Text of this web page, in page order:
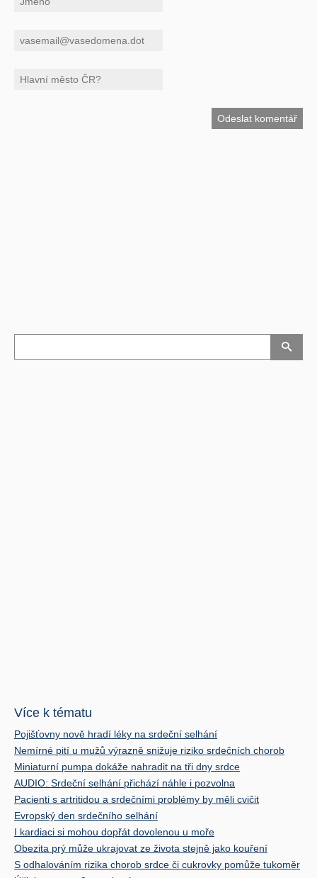
Více k tématu
Pojišťovny nově hradí léky na srdeční selhání
Nemírné pití u mužů výrazně snižuje riziko srdečních chorob
Miniaturní pumpa dokáže nahradit na tři dny srdce
AUDIO: Srdeční selhání přichází náhle i pozvolna
Pacienti s artritidou a srdečními problémy by měli cvičit
Evropský den srdečního selhání
I kardiaci si mohou dopřát dovolenou u moře
Obezita prý může ukrajovat ze života stejně jako kouření
S odhalováním rizika chorob srdce či cukrovky pomůže tukoměr